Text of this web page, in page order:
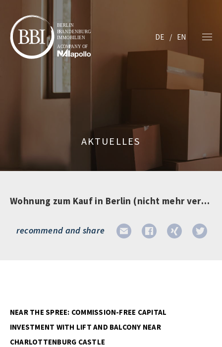
DE EN
AKTUELLES
Wohnung zum Kauf in Berlin (nicht mehr verfügbar)
recommend and share
NEAR THE SPREE: COMMISSION-FREE CAPITAL
INVESTMENT WITH LIFT AND BALCONY NEAR
CHARLOTTENBURG CASTLE